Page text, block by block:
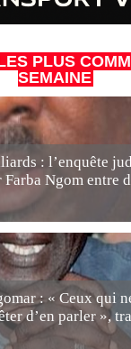
PLUS
SEMAINE
: l’enquête
Ngom entre
: « Ceux qui
d’en parler »,